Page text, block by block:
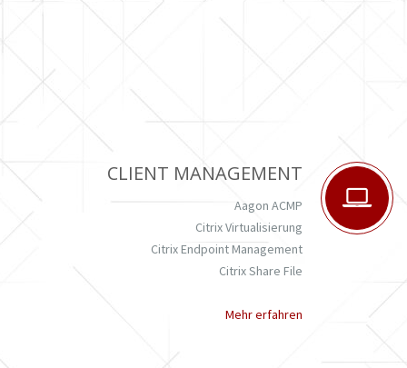
CLIENT MANAGEMENT
Aagon ACMP
Citrix Virtualisierung
Citrix Endpoint Management
Citrix Share File
Mehr erfahren